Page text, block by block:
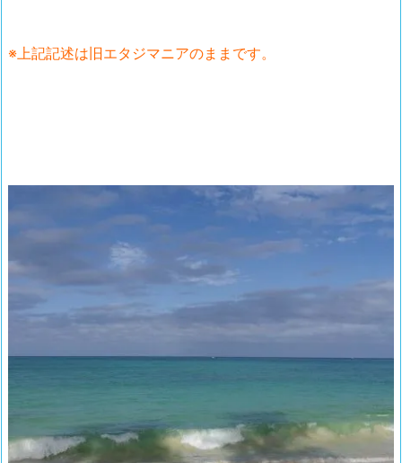
※上記記述は旧エタジマニアのままです。